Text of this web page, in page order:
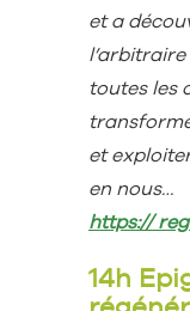
et a
toutes les
et
en nous…
https://
14h